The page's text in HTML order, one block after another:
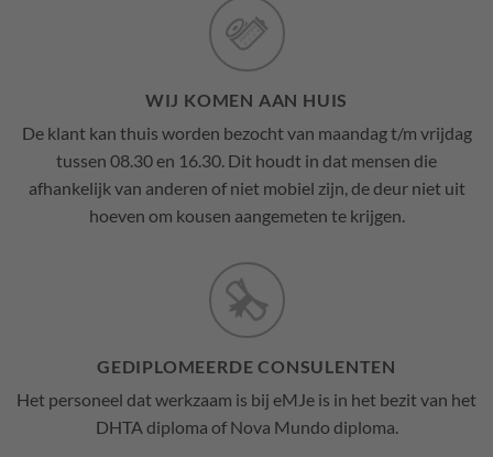
WIJ KOMEN AAN HUIS
De klant kan thuis worden bezocht van maandag t/m vrijdag
tussen 08.30 en 16.30. Dit houdt in dat mensen die
afhankelijk van anderen of niet mobiel zijn, de deur niet uit
hoeven om kousen aangemeten te krijgen.
GEDIPLOMEERDE CONSULENTEN
Het personeel dat werkzaam is bij eMJe is in het bezit van het
DHTA diploma of Nova Mundo diploma.